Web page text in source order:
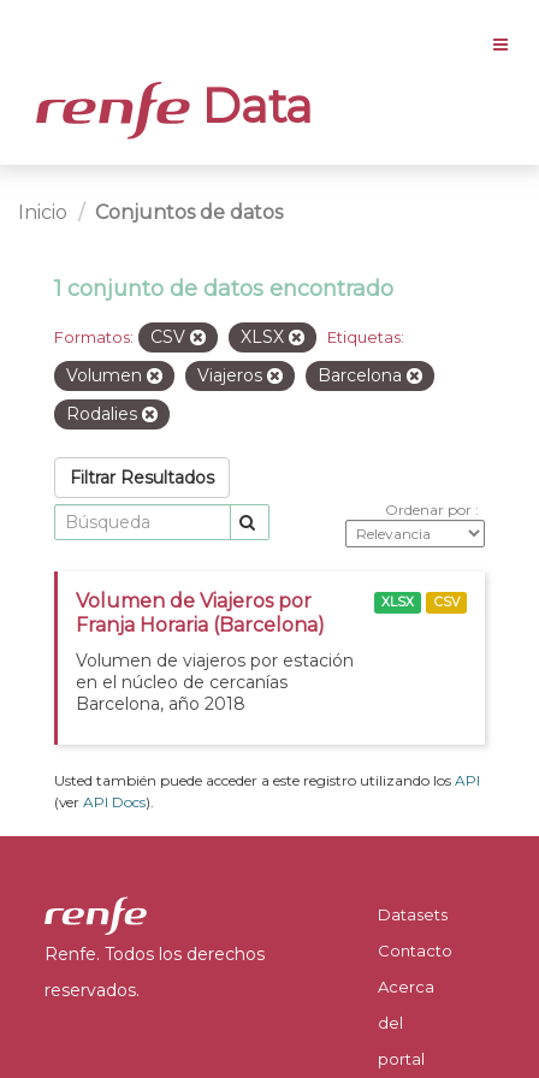
Data
Inicio Conjuntos de datos
1 conjunto de datos encontrado
Formatos: CSV XLSX Etiquetas:
Volumen Viajeros
Barcelona
Rodalies
Filtrar Resultados
Ordenar por
Volumen de Viajeros por
Franja Horaria (Barcelona)
Volumen de viajeros por estación
en el núcleo de cercanías
Barcelona, año 2018
XLSX CSV
Usted también puede acceder a este registro utilizando los API
(ver API Docs).
Renfe. Todos los derechos
reservados.
Datasets
Contacto
Acerca
del
portal